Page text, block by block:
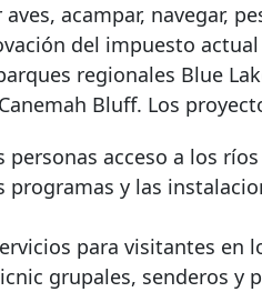
acampar, navegar,
del impuesto
regionales Blue
Bluff. Los
personas acceso a los
programas y las
para visitantes en
grupales, senderos y